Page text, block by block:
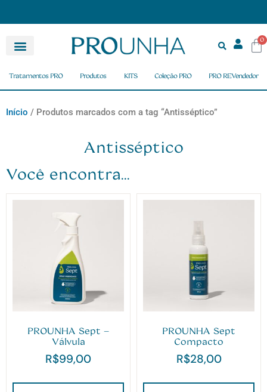
0
Tratamentos PRO Produtos KITS Coleção PRO PRO REVendedor
Início / Produtos marcados com a tag “Antisséptico”
Antisséptico
Você encontra...
PROUNHA Sept –
Válvula
R$99,00
PROUNHA Sept
Compacto
R$28,00